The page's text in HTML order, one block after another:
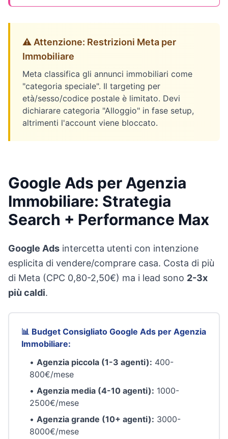
⚠️ Attenzione: Restrizioni Meta per
Immobiliare
Meta classifica gli annunci immobiliari come
"categoria speciale". Il targeting per
età/sesso/codice postale è limitato. Devi
dichiarare categoria "Alloggio" in fase setup,
altrimenti l'account viene bloccato.
Google Ads per Agenzia
Immobiliare: Strategia
Search + Performance Max
Google Ads intercetta utenti con intenzione
esplicita di vendere/comprare casa. Costa di più
di Meta (CPC 0,80-2,50€) ma i lead sono 2-3x
più caldi.
📊 Budget Consigliato Google Ads per Agenzia
Immobiliare:
• Agenzia piccola (1-3 agenti): 400-
800€/mese
• Agenzia media (4-10 agenti): 1000-
2500€/mese
• Agenzia grande (10+ agenti): 3000-
8000€/mese